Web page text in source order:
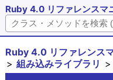
Ruby 4.0 リファレンスマ
Ruby 4.0 リファレンス
組み込みライブラリ